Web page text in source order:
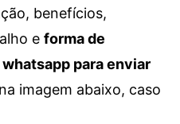
benefícios,
e forma de
para enviar
imagem abaixo, caso